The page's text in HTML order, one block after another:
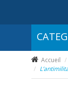
Accueil